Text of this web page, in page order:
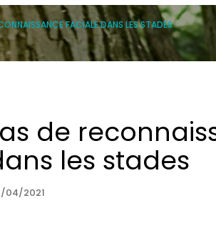
FACIALE DANS LES STADES
de
les stades
04/2021